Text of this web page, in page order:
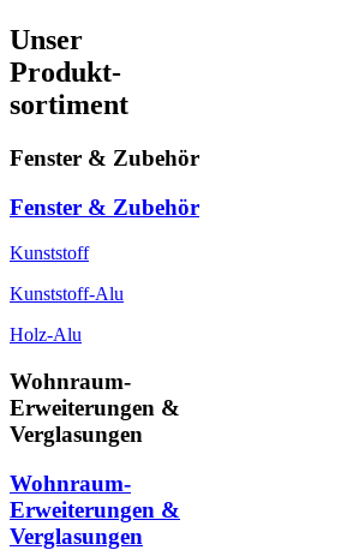
Unser
Produkt-
sortiment
Fenster & Zubehör
Fenster & Zubehör
Kunststoff
Kunststoff-Alu
Holz-Alu
Wohnraum-
Erweiterungen &
Verglasungen
Wohnraum-
Erweiterungen &
Verglasungen